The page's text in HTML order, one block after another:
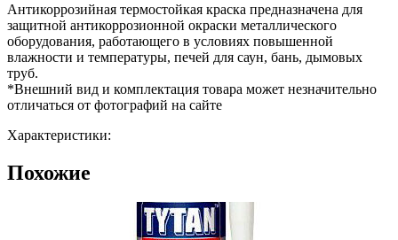
Антикоррозийная термостойкая краска предназначена для
защитной антикоррозионной окраски металлического
оборудования, работающего в условиях повышенной
влажности и температуры, печей для саун, бань, дымовых
труб.
*Внешний вид и комплектация товара может незначительно
отличаться от фотографий на сайте
Характеристики:
Похожие